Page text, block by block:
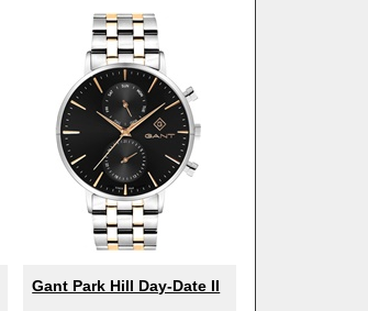
Gant Park Hill Day-Date II